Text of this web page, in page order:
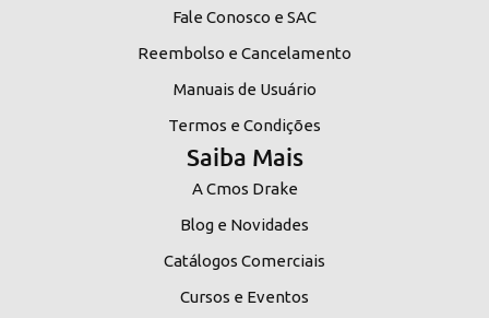
Fale Conosco e SAC
Reembolso e Cancelamento
Manuais de Usuário
Termos e Condições
Saiba Mais
A Cmos Drake
Blog e Novidades
Catálogos Comerciais
Cursos e Eventos